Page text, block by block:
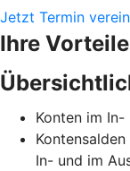
Jetzt Termin
Ihre Vorteile
Konten im
In- und im